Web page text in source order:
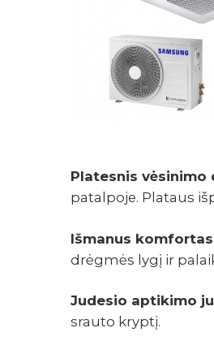
Platesnis vėsinimo
patalpoje. Plataus
Išmanus
drėgmės lygį ir
Judesio aptikimo
srauto kryptį.